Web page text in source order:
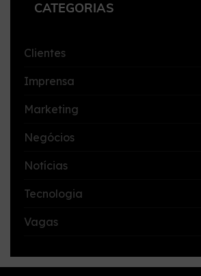
CATEGORIAS
Clientes
Imprensa
Marketing
Negócios
Notícias
Tecnologia
Vagas